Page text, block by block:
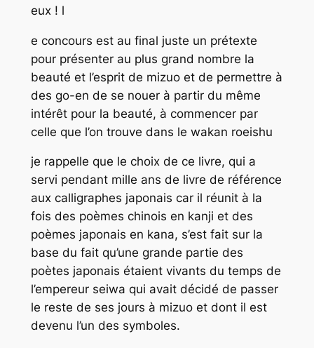
eux ! l
e concours est au final juste un prétexte
pour présenter au plus grand nombre la
beauté et l’esprit de mizuo et de permettre à
des go-en de se nouer à partir du même
intérêt pour la beauté, à commencer par
celle que l’on trouve dans le wakan roeishu
je rappelle que le choix de ce livre, qui a
servi pendant mille ans de livre de référence
aux calligraphes japonais car il réunit à la
fois des poèmes chinois en kanji et des
poèmes japonais en kana, s’est fait sur la
base du fait qu’une grande partie des
poètes japonais étaient vivants du temps de
l’empereur seiwa qui avait décidé de passer
le reste de ses jours à mizuo et dont il est
devenu l’un des symboles.